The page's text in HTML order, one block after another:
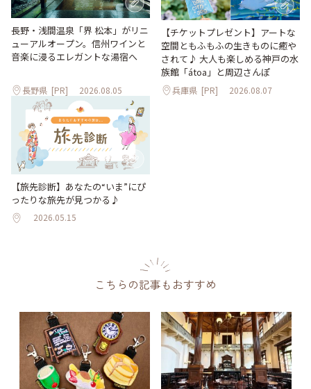
長野・浅間温泉「界 松本」がリニ
ューアルオープン。信州ワインと
音楽に浸るエレガントな湯宿へ
長野県 [PR] 2026.08.05
【チケットプレゼント】アートな
空間ともふもふの生きものに癒や
されて♪ 大人も楽しめる神戸の水
族館「átoa」と周辺さんぽ
兵庫県 [PR] 2026.08.07
【旅先診断】あなたの“いま”にぴ
ったりな旅先が見つかる♪
2026.05.15
こちらの記事もおすすめ